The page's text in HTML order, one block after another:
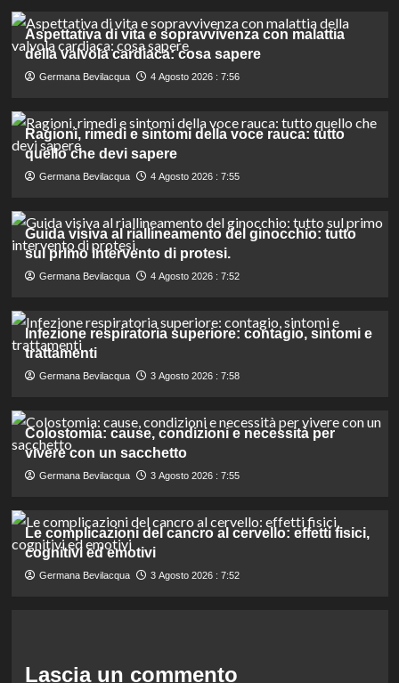
Aspettativa di vita e sopravvivenza con malattia
della valvola cardiaca: cosa sapere
Germana Bevilacqua 4 Agosto 2026 : 7:56
Ragioni, rimedi e sintomi della voce rauca: tutto
quello che devi sapere
Germana Bevilacqua 4 Agosto 2026 : 7:55
Guida visiva al riallineamento del ginocchio: tutto
sul primo intervento di protesi.
Germana Bevilacqua 4 Agosto 2026 : 7:52
Infezione respiratoria superiore: contagio, sintomi e
trattamenti
Germana Bevilacqua 3 Agosto 2026 : 7:58
Colostomia: cause, condizioni e necessità per
vivere con un sacchetto
Germana Bevilacqua 3 Agosto 2026 : 7:55
Le complicazioni del cancro al cervello: effetti fisici,
cognitivi ed emotivi
Germana Bevilacqua 3 Agosto 2026 : 7:52
Lascia un commento